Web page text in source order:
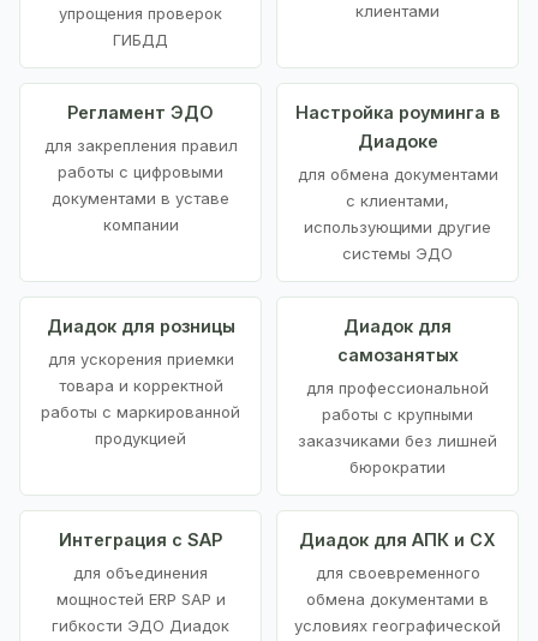
упрощения проверок
ГИБДД
клиентами
Регламент ЭДО
для закрепления правил
работы с цифровыми
документами в уставе
компании
Настройка роуминга в
Диадоке
для обмена документами
с клиентами,
использующими другие
системы ЭДО
Диадок для розницы
для ускорения приемки
товара и корректной
работы с маркированной
продукцией
Диадок для
самозанятых
для профессиональной
работы с крупными
заказчиками без лишней
бюрократии
Интеграция с SAP
для объединения
мощностей ERP SAP и
гибкости ЭДО Диадок
Диадок для АПК и СХ
для своевременного
обмена документами в
условиях географической